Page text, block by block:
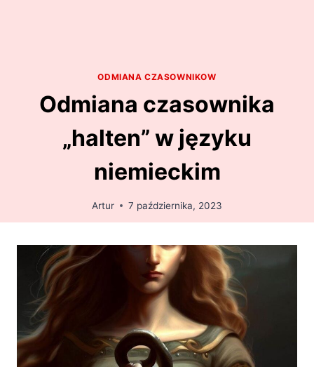
ODMIANA CZASOWNIKOW
Odmiana czasownika
„halten” w języku
niemieckim
Artur 7 października, 2023